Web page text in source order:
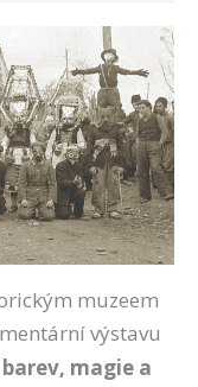
muzeem
výstavu
magie a